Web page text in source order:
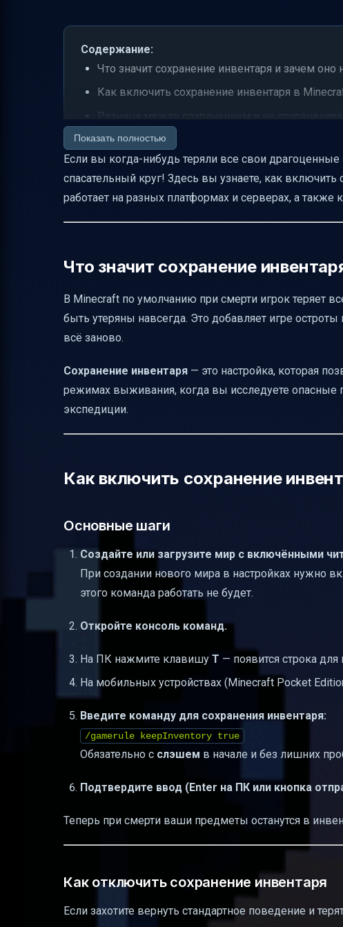
Содержание:
Что значит сохранение инвентаря и зачем оно
Как включить сохранение инвентаря в
Разница между сохранением и не сохранением
Как включить сохранение инвентаря на
Моды на инвентарь — расширяем
Как проверить совместимость модов
Частые ошибки при вводе команды
Показать полностью
Если вы когда-нибудь теряли все свои
спасательный круг! Здесь вы узнаете, как
работает на разных платформах и серверах, а
Что значит сохранение
В Minecraft по умолчанию при смерти игрок теряет
быть утеряны навсегда. Это добавляет игре
всё заново.
Сохранение инвентаря — это настройка, которая
режимах выживания, когда вы исследуете опасные
экспедиции.
Как включить сохранение
Основные шаги
Создайте или загрузите мир с включёнными
При создании нового мира в настройках нужно
этого команда работать не будет.
Откройте консоль команд.
На ПК нажмите клавишу T — появится строка
На мобильных устройствах (Minecraft Pocket
Введите команду для сохранения инвентаря:
/gamerule keepInventory true
Обязательно с слэшем в начале и без лишних
Подтвердите ввод (Enter на ПК или кнопка
Теперь при смерти ваши предметы останутся в
Как отключить сохранение инвентаря
Если захотите вернуть стандартное поведение и